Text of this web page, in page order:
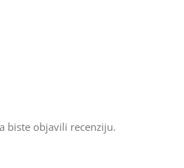
biste objavili recenziju.